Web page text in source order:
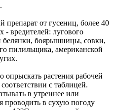
от гусениц, более 40
вредителей: лугового
белянки, боярышницы, совки,
пилильщика, американской
растения рабочей
с таблицей.
в утреннее или
проводить в сухую погоду